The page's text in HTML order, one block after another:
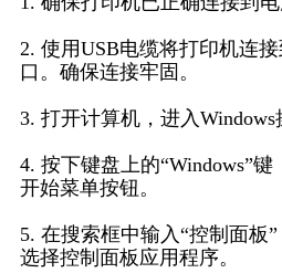
2. 使用USB电缆将打印机连
口。确保连接牢固。
3. 打开计算机，进入Windows
4. 按下键盘上的“Windows”
开始菜单按钮。
5. 在搜索框中输入“控制面板
选择控制面板应用程序。